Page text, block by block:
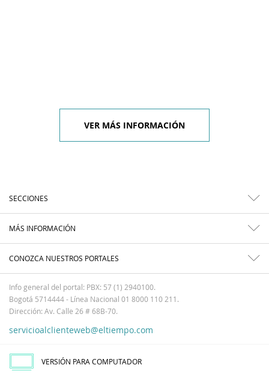
VER MÁS INFORMACIÓN
SECCIONES
MÁS INFORMACIÓN
CONOZCA NUESTROS PORTALES
Info general del portal: PBX: 57 (1) 2940100.
Bogotá 5714444 - Línea Nacional 01 8000 110 211.
Dirección: Av. Calle 26 # 68B-70.
servicioalclienteweb@eltiempo.com
VERSIÓN PARA COMPUTADOR